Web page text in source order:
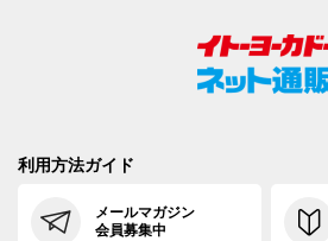
利用方法ガイド
メールマガジン
会員募集中